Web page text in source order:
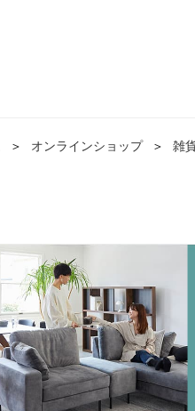
＞ オンラインショップ ＞ 雑